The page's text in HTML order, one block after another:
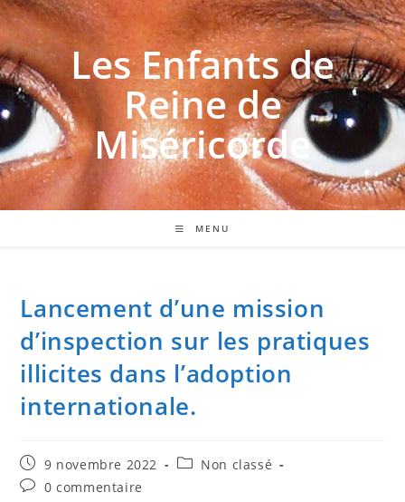
Les Enfants de
Reine de
Miséricorde
MENU
Lancement d’une mission
d’inspection sur les pratiques
illicites dans l’adoption
internationale.
9 novembre 2022
Non classé
0 commentaire